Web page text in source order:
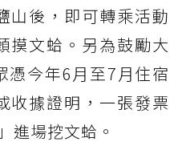
山後，即可轉乘活動
摸文蛤。另為鼓勵大
憑今年6月至7月住宿
收據證明，一張發票
進場挖文蛤。